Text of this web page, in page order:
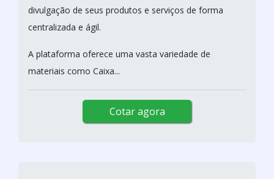
divulgação de seus produtos e serviços de forma
centralizada e ágil.
A plataforma oferece uma vasta variedade de
materiais como Caixa...
Cotar agora